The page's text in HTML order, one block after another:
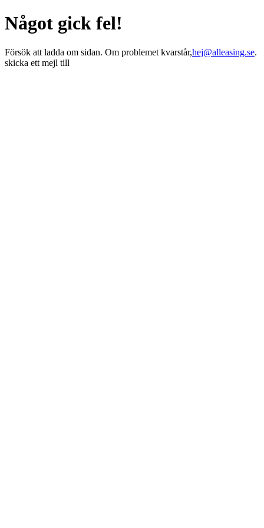
Något gick fel!
Försök att ladda om sidan. Om problemet kvarstår,hej@alleasing.se.
skicka ett mejl till